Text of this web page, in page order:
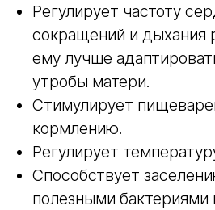
Регулирует частоту
сокращений и дыхания
ему лучше
утробы матери.
Стимулирует
кормлению.
Регулирует
Способствует
полезными бактериями